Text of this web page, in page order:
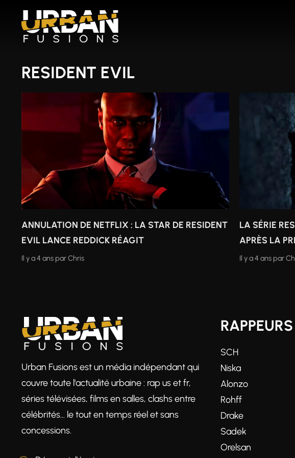
contenu
RESIDENT EVIL
ANNULATION DE NETFLIX : LA STAR DE RESIDENT
EVIL LANCE REDDICK RÉAGIT
Il y a 4 ans parChris
LA SÉRIE
APRÈS LA
Il y a 4 ans par
Urban Fusions est un média indépendant qui
couvre toute l'actualité urbaine : rap us et fr,
séries télévisées, films en salles, clashs entre
célébrités… le tout en temps réel et sans
concessions.
RAPPEURS
SCH
Niska
Alonzo
Rohff
Drake
Sadek
Orelsan